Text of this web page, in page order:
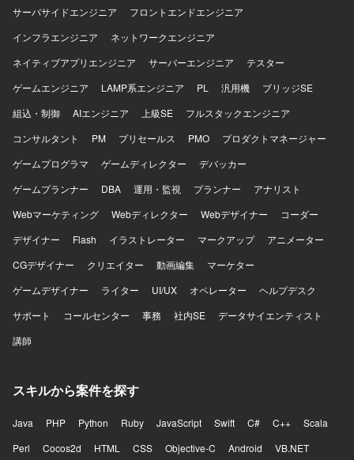
バー枠としても参画可能であり、アーキテクチャ設計スキ
定製品に依存しない形で、案件ごとの要件に応じた最適な
システムアーキテクチャや技術構成を検討していただきま
す。
サーバサイドエンジニア
フロントエンドエンジニア
インフラエンジニア
ネットワークエンジニア
ネイティブアプリエンジニア
サーバーエンジニア
テスター
ゲームエンジニア
LAMP系エンジニア PL 汎用機
ブリッジSE
組込・制御
AIエンジニア 上級SE
フルスタックエンジニア
コンサルタント
PM プリセールス PMO
プロダクトマネージャー
ゲームプログラマ
ゲームディレクター
デバッカー
ゲームプランナー
DBA 運用・監視 プランナー
アナリスト
Webマーケティング
Webディレクター Webデザイナー
コーダー
デザイナー
Flash イラストレーター マークアップ
アニメーター
CGデザイナー
クリエイター 動画編集
マーケター
ゲームデザイナー
ライター UI/UX オペレーター
ヘルプデスク
サポート
コールセンター 事務 社内SE
データサイエンティスト
講師
スキルから案件を探す
Java PHP Python Ruby JavaScript Swift C# C++
Scala
Perl
Cocos2d HTML CSS Objective-C Android
VB.NET